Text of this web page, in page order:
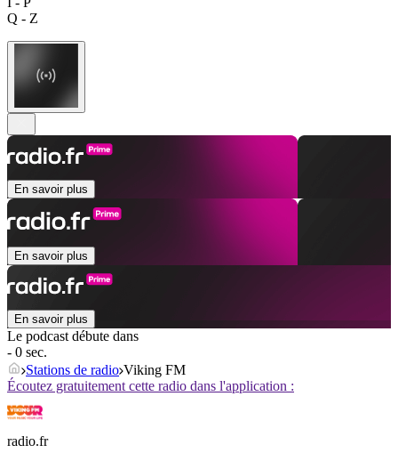
Q - Z
En savoir plus
En savoir plus
En savoir plus
Le podcast débute dans
- 0 sec.
Stations de radio Viking FM
Écoutez gratuitement cette radio dans l'application :
radio.fr